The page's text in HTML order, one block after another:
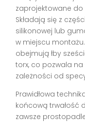
zaprojektowane
Składają się z
silikonowej lub
w miejscu montażu.
obejmują łby
torx, co pozwala
zależności od
Prawidłowa
końcową trwałość
zawsze